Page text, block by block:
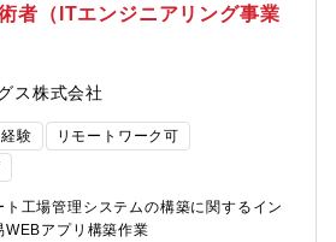
砂、長府、大安、海外拠点／他事業部
ど）② 業務改革人材としてのキャリアパ
ープ：東京本社、高砂、長府、大安）
分の知見を活かした企画を行い、それが
に魅力を感じる方は、やりがいを感じ
。◎今後はDXも含めた業務改革など、事
向けた取り組みを加速させていきますの
はなく経営課題に直接的に関与でき、チ
にも、面白みのある仕事ができると考え
者が多いというのも職場の特徴であ
者（ITエンジニアリング事業
ス株式会社
験
リモートワーク可
ト工場管理システムの構築に関するイン
WEBアプリ構築作業